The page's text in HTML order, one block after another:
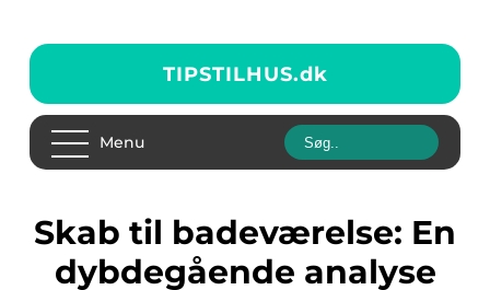
TIPSTILHUS.dk
Menu
Skab til badeværelse: En
dybdegående analyse